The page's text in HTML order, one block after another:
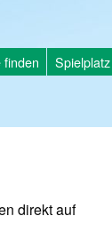
finden
direkt auf